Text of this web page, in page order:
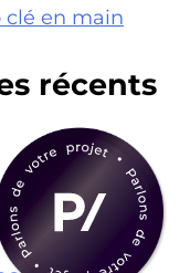
clé en main
récents